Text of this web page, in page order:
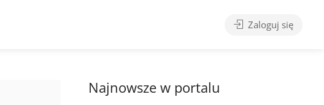
Zaloguj się
Najnowsze w portalu